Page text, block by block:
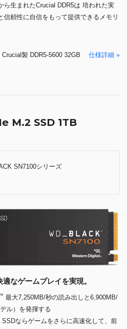
ら生まれたCrucial DDR5は 培われた実
信頼性に自信をもって提供できるメモリ
Crucial製 DDR5-5600 32GB 仕様詳細 »
M.2 SSD 1TB
SN7100シリーズ
なゲームプレイを実現。
最大7,250MB/秒の読み出しと6,900MB/
ル）を発揮する
ならゲームをさらに高速化して、前